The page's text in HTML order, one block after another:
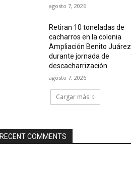
agosto 7, 2026
Retiran 10 toneladas de
cacharros en la colonia
Ampliación Benito Juárez
durante jornada de
descacharrización
agosto 7, 2026
Cargar más
RECENT COMMENTS